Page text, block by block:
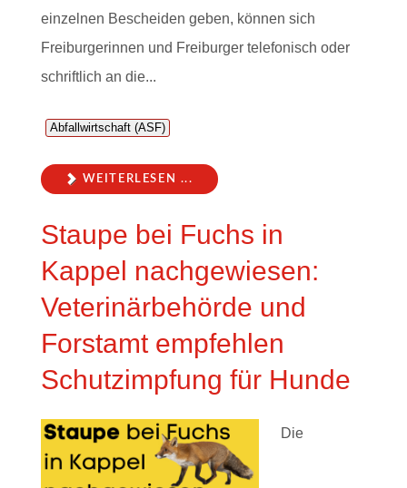
einzelnen Bescheiden geben, können sich
Freiburgerinnen und Freiburger telefonisch oder
schriftlich an die...
Abfallwirtschaft (ASF)
WEITERLESEN ...
Staupe bei Fuchs in
Kappel nachgewiesen:
Veterinärbehörde und
Forstamt empfehlen
Schutzimpfung für Hunde
Die